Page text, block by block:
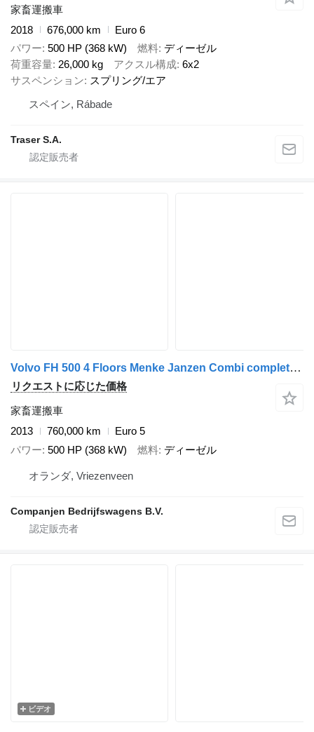
家畜運搬車
2018
676,000 km
Euro 6
パワー 500 HP (368 kW) 燃料 ディーゼル
荷重容量 26,000 kg アクスル構成 6x2
サスペンション
スプリング/エア
スペイン, Rábade
Traser S.A.
Volvo FH 500 4 Floors Menke Janzen Combi complete for sale
リクエストに応じた価格
家畜運搬車
2013
760,000 km
Euro 5
パワー 500 HP (368 kW) 燃料 ディーゼル
オランダ, Vriezenveen
Companjen Bedrijfswagens B.V.
ビデオ